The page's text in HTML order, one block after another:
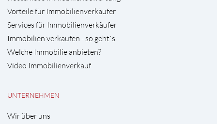
Vorteile für Immobilienverkäufer
Services für Immobilienverkäufer
Immobilien verkaufen - so geht`s
Welche Immobilie anbieten?
Video Immobilienverkauf
UNTERNEHMEN
Wir über uns